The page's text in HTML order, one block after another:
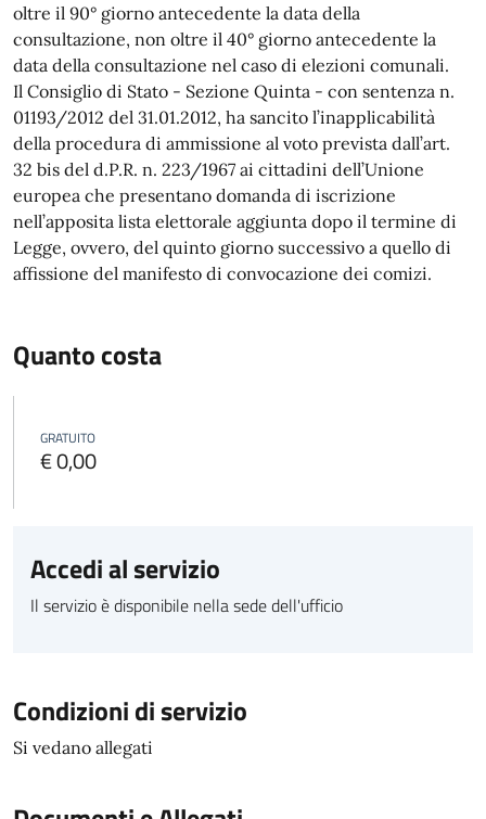
oltre il 90° giorno antecedente la data della
consultazione, non oltre il 40° giorno antecedente la
data della consultazione nel caso di elezioni comunali.
Il Consiglio di Stato - Sezione Quinta - con sentenza n.
01193/2012 del 31.01.2012, ha sancito l’inapplicabilità
della procedura di ammissione al voto prevista dall’art.
32 bis del d.P.R. n. 223/1967 ai cittadini dell’Unione
europea che presentano domanda di iscrizione
nell’apposita lista elettorale aggiunta dopo il termine di
Legge, ovvero, del quinto giorno successivo a quello di
affissione del manifesto di convocazione dei comizi.
Quanto costa
GRATUITO
€ 0,00
Accedi al servizio
Il servizio è disponibile nella sede dell'ufficio
Condizioni di servizio
Si vedano allegati